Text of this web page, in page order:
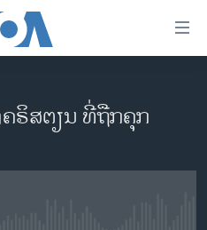
ຣິສຕຽນ ທີ່ຖືກຄຸກ